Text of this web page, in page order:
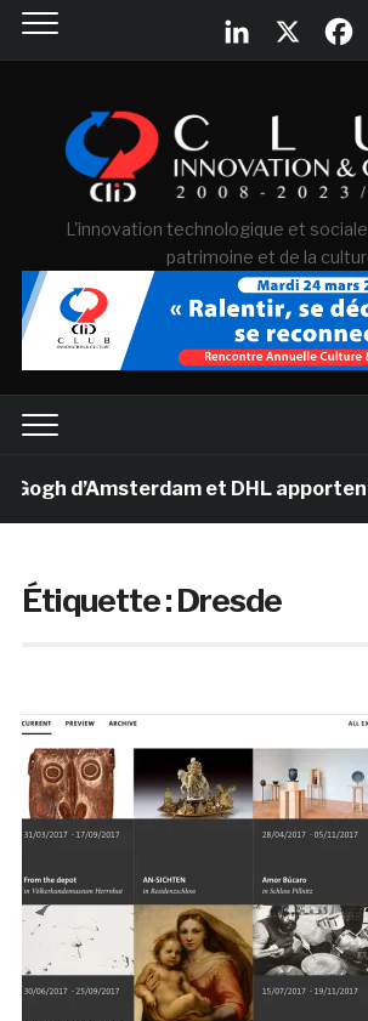
L'innovation technologique et
patrimoine et de la
d’Amsterdam et DHL apportent
Étiquette :Dresde